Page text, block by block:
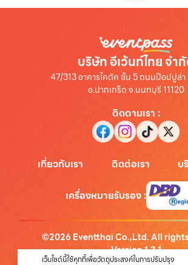
บริษัท อีเว้นท์ไทย จำ
47/313 อาคารไคตัค ชั้น 5 ถนนป๊อปปูล่า
อ.ปากเกร็ด จ.นนทบุรี 11120
ติดตามเรา :
เกี่ยวกับเรา ติดต่อเรา บ
เครื่องหมายรับรอง:
©2026 Eventthai Co.,Ltd. All
Version1.3.1
เว็บไซต์นี้ใช้คุกกี้เพื่อวัตถุประสงค์ในการปรับปรุง